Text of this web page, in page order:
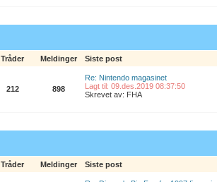
Tråder Meldinger Siste post
212 898
Re: Nintendo magasinet
Lagt til: 09.des.2019 08:37:50
Skrevet av: FHA
Tråder Meldinger Siste post